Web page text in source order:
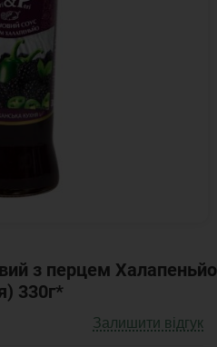
з перцем Халапеньйо
330г*
Залишити відгук